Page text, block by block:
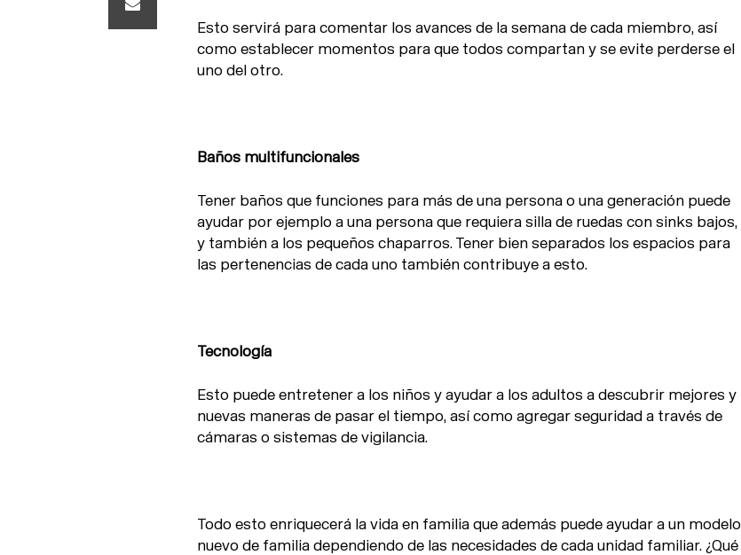
Esto servirá para comentar los avances de la semana de cada miembro, así
como establecer momentos para que todos compartan y se evite perderse el
uno del otro.
Baños multifuncionales
Tener baños que funciones para más de una persona o una generación puede
ayudar por ejemplo a una persona que requiera silla de ruedas con sinks bajos,
y también a los pequeños chaparros. Tener bien separados los espacios para
las pertenencias de cada uno también contribuye a esto.
Tecnología
Esto puede entretener a los niños y ayudar a los adultos a descubrir mejores y
nuevas maneras de pasar el tiempo, así como agregar seguridad a través de
cámaras o sistemas de vigilancia.
Todo esto enriquecerá la vida en familia que además puede ayudar a un modelo
nuevo de familia dependiendo de las necesidades de cada unidad familiar. ¿Qué